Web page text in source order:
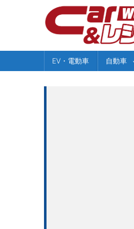
EV・電動車 自動車